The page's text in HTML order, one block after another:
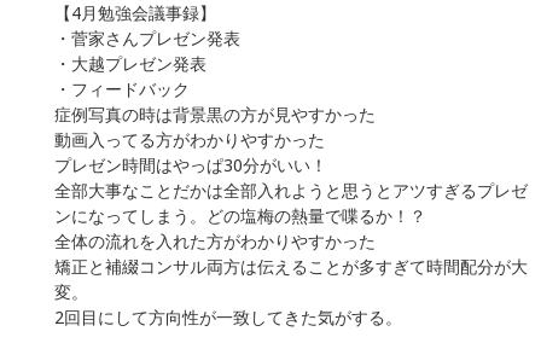
【4月勉強会議事録】
・菅家さんプレゼン発表
・大越プレゼン発表
・フィードバック
症例写真の時は背景黒の方が見やすかった
動画入ってる方がわかりやすかった
プレゼン時間はやっぱ30分がいい！
全部大事なことだかは全部入れようと思うとアツすぎるプレゼ
ンになってしまう。どの塩梅の熱量で喋るか！？
全体の流れを入れた方がわかりやすかった
矯正と補綴コンサル両方は伝えることが多すぎて時間配分が大
変。
2回目にして方向性が一致してきた気がする。